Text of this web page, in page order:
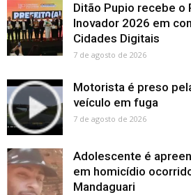
Ditão Pupio recebe
Inovador 2026 em
Cidades Digitais
7 de agosto de 2026
Motorista é preso
veículo em fuga
7 de agosto de 2026
Adolescente é
em homicídio
Mandaguari